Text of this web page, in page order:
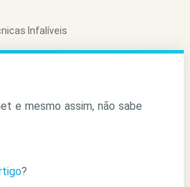
Infalíveis
e mesmo assim, não sabe
?